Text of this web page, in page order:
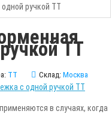
ручкой ТТ
ТТ
ТТ Склад: Москва
в случаях, когда